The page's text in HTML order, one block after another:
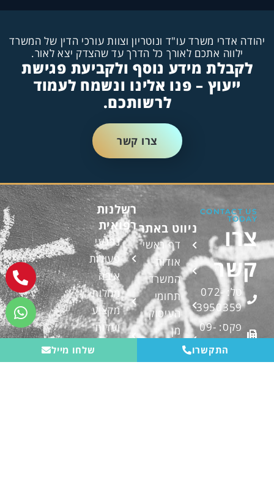
יהודה אדרי משרד עו"ד ונוטריון וצוות עורכי הדין של המשרד
ילווה אתכם לאורך כל הדרך עד שהצדק יצא לאור.
לקבלת מידע נוסף ולקביעת פגישת
ייעוץ – פנו אלינו ונשמח לעמוד
לרשותכם.
צרו קשר
CONTACT US
TODAY
צרו
קשר
טל: 072-
3950359
פקס: 09-
8614999
אימייל:edri1.law@gmail.com
ניווט באתר
דף ראשי
אודות
המשרד
תחומי
העיסוק
מן
בטיפול
רשלנות
רפואית
נפגעי
פעולות
איבה
מחלות
מקצוע
ועדות
רפואיות
נכות
התקשרו שלחו מייל